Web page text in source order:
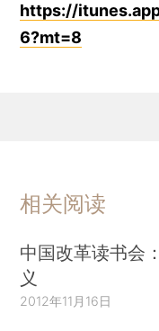
https://
6?mt=8
相关阅读
中国改革读书会
义
2012年11月16日